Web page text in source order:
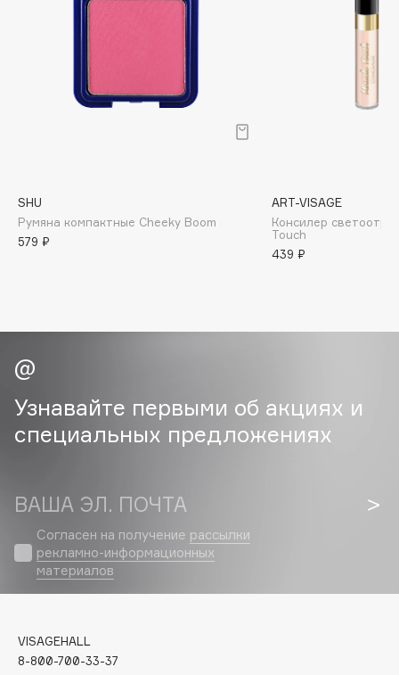
BORK
Brunello Cucinelli
Byredo
C
Cadence
Carmex
Carolina Herrera
Catrice
Celimax
Clarette
SHU
Румяна компактные Cheeky Boom
579 ₽
ART-VISAGE
Консилер
Touch
439 ₽
Узнавайте первыми об акциях и
специальных предложениях
ВАША ЭЛ. ПОЧТА
Согласен на получение рассылки
рекламно-информационных
материалов
VISAGEHALL
8-800-700-33-37